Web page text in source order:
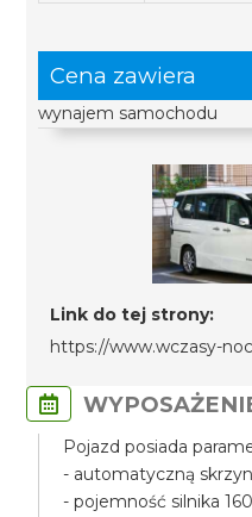
Cena zawiera
wynajem samochodu
Link do tej strony:
https://www.wczasy-
Pojazd posiada
- automatyczną
- pojemność silnika